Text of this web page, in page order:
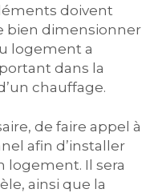
doivent
bien dimensionner
logement a
dans la
chauffage.
de faire appel à
afin d’installer
logement. Il sera
ainsi que la